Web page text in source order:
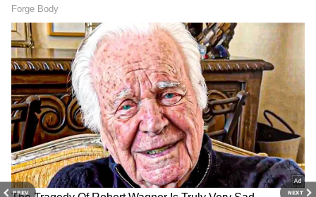
PREV NEXT
சூர்யகுமார் யாதவை கேப்டன்
பதவியிலிருந்தும், டி20 அணியிலிருந்தும்
நீக்கிவிட்டு ஷ்ரேயாஸ் ஐயரிடம் இந்த
பொறுப்பு ஒப்படைக்கப்பட்டுள்ளது. ஐபிஎல்
மற்றும் உள்ளூர் போட்டிகளில் ஷ்ரேயாஸின்
சிறப்பான ஆட்டமே அவரை இந்திய
அணியின் கேப்டன் என்ற பெரிய
பொறுப்புக்கு கொண்டு சென்றுள்ளது.